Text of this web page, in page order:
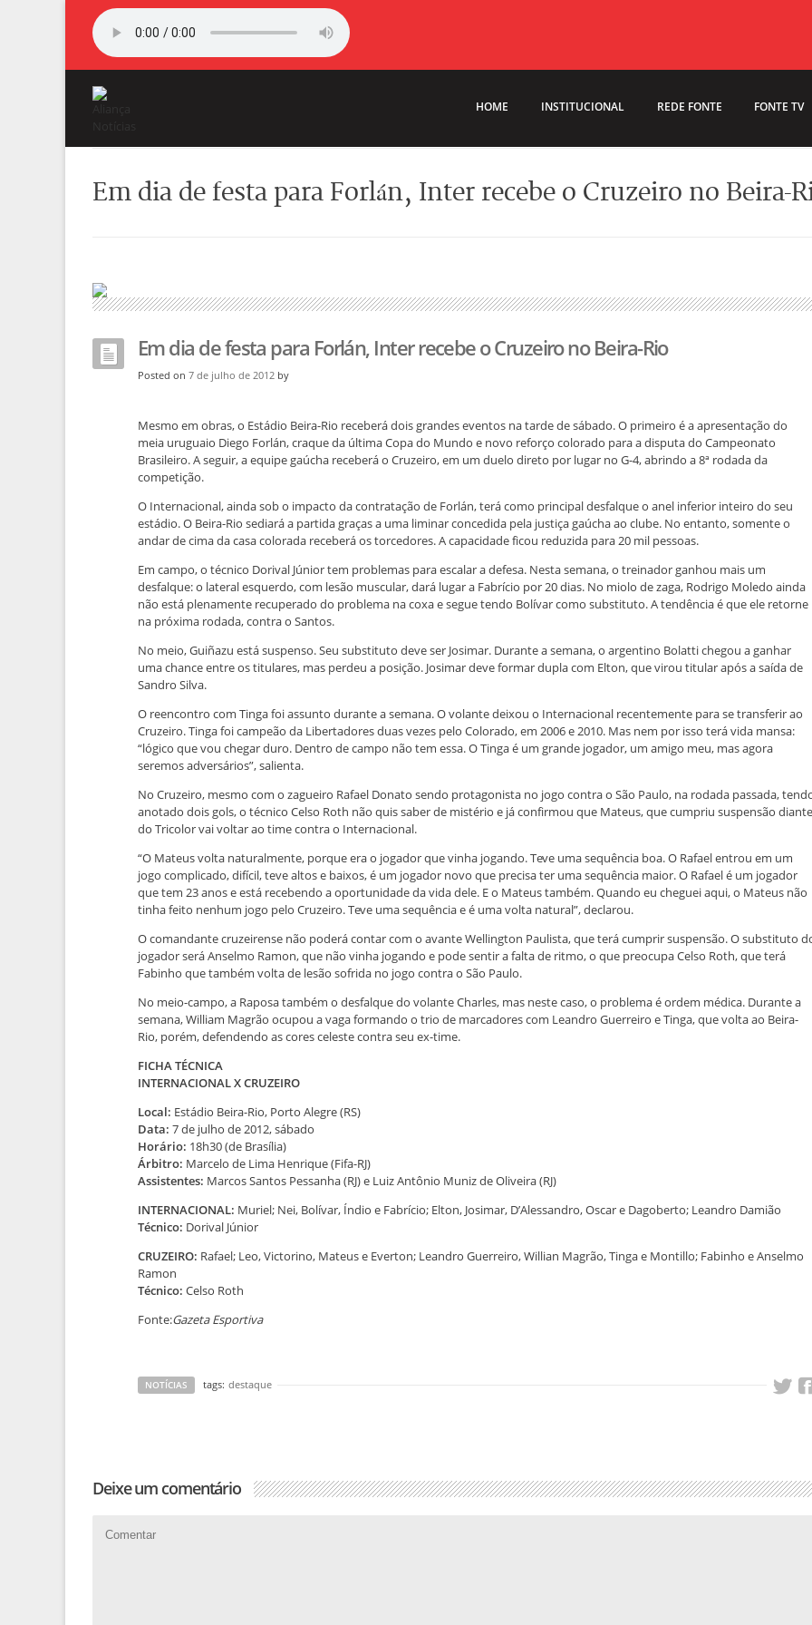
HOME INSTITUCIONAL REDE FONTE FONTE TV
Em dia de festa para Forlán, Inter recebe o Cruzeiro no Beira-
Em dia de festa para Forlán, Inter recebe o Cruzeiro no Beira-Rio
Posted on 7 de julho de 2012 by
Mesmo em obras, o Estádio Beira-Rio receberá dois grandes eventos na tarde de sábado. O primeiro é a apresentação do
meia uruguaio Diego Forlán, craque da última Copa do Mundo e novo reforço colorado para a disputa do Campeonato
Brasileiro. A seguir, a equipe gaúcha receberá o Cruzeiro, em um duelo direto por lugar no G-4, abrindo a 8ª rodada da
competição.
O Internacional, ainda sob o impacto da contratação de Forlán, terá como principal desfalque o anel inferior inteiro do seu
estádio. O Beira-Rio sediará a partida graças a uma liminar concedida pela justiça gaúcha ao clube. No entanto, somente o
andar de cima da casa colorada receberá os torcedores. A capacidade ficou reduzida para 20 mil pessoas.
Em campo, o técnico Dorival Júnior tem problemas para escalar a defesa. Nesta semana, o treinador ganhou mais um
desfalque: o lateral esquerdo, com lesão muscular, dará lugar a Fabrício por 20 dias. No miolo de zaga, Rodrigo Moledo ainda
não está plenamente recuperado do problema na coxa e segue tendo Bolívar como substituto. A tendência é que ele retorne
na próxima rodada, contra o Santos.
No meio, Guiñazu está suspenso. Seu substituto deve ser Josimar. Durante a semana, o argentino Bolatti chegou a ganhar
uma chance entre os titulares, mas perdeu a posição. Josimar deve formar dupla com Elton, que virou titular após a saída de
Sandro Silva.
O reencontro com Tinga foi assunto durante a semana. O volante deixou o Internacional recentemente para se transferir ao
Cruzeiro. Tinga foi campeão da Libertadores duas vezes pelo Colorado, em 2006 e 2010. Mas nem por isso terá vida mansa:
“lógico que vou chegar duro. Dentro de campo não tem essa. O Tinga é um grande jogador, um amigo meu, mas agora
seremos adversários”, salienta.
No Cruzeiro, mesmo com o zagueiro Rafael Donato sendo protagonista no jogo contra o São Paulo, na rodada passada,
anotado dois gols, o técnico Celso Roth não quis saber de mistério e já confirmou que Mateus, que cumpriu suspensão diante
do Tricolor vai voltar ao time contra o Internacional.
“O Mateus volta naturalmente, porque era o jogador que vinha jogando. Teve uma sequência boa. O Rafael entrou em um
jogo complicado, difícil, teve altos e baixos, é um jogador novo que precisa ter uma sequência maior. O Rafael é um jogador
que tem 23 anos e está recebendo a oportunidade da vida dele. E o Mateus também. Quando eu cheguei aqui, o Mateus não
tinha feito nenhum jogo pelo Cruzeiro. Teve uma sequência e é uma volta natural”, declarou.
O comandante cruzeirense não poderá contar com o avante Wellington Paulista, que terá cumprir suspensão. O substituto
jogador será Anselmo Ramon, que não vinha jogando e pode sentir a falta de ritmo, o que preocupa Celso Roth, que terá
Fabinho que também volta de lesão sofrida no jogo contra o São Paulo.
No meio-campo, a Raposa também o desfalque do volante Charles, mas neste caso, o problema é ordem médica. Durante a
semana, William Magrão ocupou a vaga formando o trio de marcadores com Leandro Guerreiro e Tinga, que volta ao Beira-
Rio, porém, defendendo as cores celeste contra seu ex-time.
FICHA TÉCNICA
INTERNACIONAL X CRUZEIRO
Local: Estádio Beira-Rio, Porto Alegre (RS)
Data: 7 de julho de 2012, sábado
Horário: 18h30 (de Brasília)
Árbitro: Marcelo de Lima Henrique (Fifa-RJ)
Assistentes: Marcos Santos Pessanha (RJ) e Luiz Antônio Muniz de Oliveira (RJ)
INTERNACIONAL: Muriel; Nei, Bolívar, Índio e Fabrício; Elton, Josimar, D’Alessandro, Oscar e Dagoberto; Leandro Damião
Técnico: Dorival Júnior
CRUZEIRO: Rafael; Leo, Victorino, Mateus e Everton; Leandro Guerreiro, Willian Magrão, Tinga e Montillo; Fabinho e Anselmo
Ramon
Técnico: Celso Roth
Fonte:Gazeta Esportiva
NOTÍCIAS tags: destaque
Deixe um comentário